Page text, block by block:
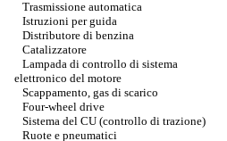
Trasmissione automatica
Istruzioni per guida
Distributore di benzina
Catalizzatore
Lampada di controllo di sistema
elettronico del motore
Scappamento, gas di scarico
Four-wheel drive
Sistema del CU (controllo di trazione)
Ruote e pneumatici